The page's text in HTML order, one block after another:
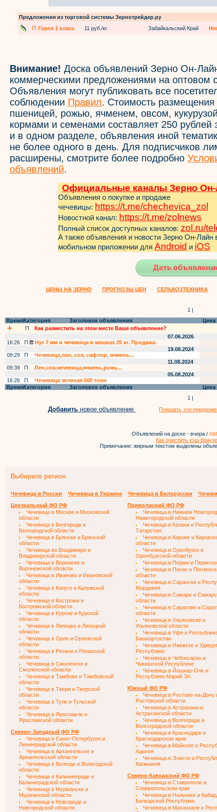
Предложения из торговой системы Зернотрейдер.ру
П Горох 1 класс 11 руб./кг. Забайкальский Край
Внимание! Доска объявлений Зерно Он-
коммерческими предложениями на оптовом
Объявления могут публиковать все
соблюдении Правил. Стоимость
пшеницей, рожью, ячменем, овсом,
кормами и семенами составляет 250 рублей
и в одном разделе, объявления иной
не более одного в день. Для подписчиков
расширены, смотрите более подробно
объявлений.
Официальные каналы Зерно Он-
Объявления о покупке и продаже
чечевицы: https://t.me/chechevica_zol
Новостной канал: https://t.me/zol news
Полный список доступных каналов: zol.ru/
А также объявления и новости Зерно Он-Лайн
мобильном приложении для Android и iOS
ЦЕНЫ НА ЗЕРНО ПРОГНОЗЫ ЦЕН СЕЛЬХОЗТЕХНИКА
1 |
ВремяКатегория Заголовок объявления
Цена
П
Как разместить на этом месте Ваше объявление?
07.06.2026
16:26
П
Нут 7 мм и чечевица в мешках 25 кг. Продажа.
19.08.2024
09:29
П
Чечевица,лен, соя, сафлор, ячмень...
11.08.2024
09:39
П
Лен,соя,чечевица,ячмень,рожь...
05.08.2024
16:26
П
Чечевица зеленая 500 тонн
ВремяКатегория Заголовок объявления
Цена
1 |
Добавить новое объявление Показать эти
Объявлений на доске - вчера /
Как очистить кэш
Примечание: жирным текстом выделены
Выберите регион
Чечевица в России Чечевица в Украине Чечевица в Белоруссии
Центральный ФО РФ
Чечевица в Москве и Московской
области
Чечевица в Белгороде и
Белгородской области
Чечевица в Брянске и Брянской
области
Чечевица во Владимире и
Владимирской области
Чечевица в Воронеже и
Воронежской области
Чечевица в Иваново и Ивановской
области
Чечевица в Калуге и Калужской
области
Чечевица в Костроме и
Костромской области
Чечевица в Курске и Курской
области
Чечевица в Липецке и Липецкой
области
Чечевица в Орле и Орловской
области
Чечевица в Рязани и Рязанской
области
Чечевица в Смоленске и
Смоленской области
Чечевица в Тамбове и Тамбовской
области
Чечевица в Твери и Тверской
области
Чечевица в Туле и Тульской
области
Чечевица в Ярославле и
Ярославской области
Северо-Западный ФО РФ
Чечевица в Санкт-Петербурге и
Ленинградской области
Чечевица в Архангельске и
Архангельской области
Чечевица в Вологде и Вологодской
области
Чечевица в Калининграде и
Калиниградской области
Чечевица в Мурманске и
Мурманской области
Чечевица в Новгороде и
Новгородской области
Приволжский ФО РФ
Чечевица в Нижнем
Нижегородской области
Чечевица в Казани и
Татарстан
Чечевица в Кирове и
области
Чечевица в Оренбурге и
Оренбургской области
Чечевица в Перми и
Чечевица в Пензе и
области
Чечевица в Саранске и
Мордовия
Чечевица в Самаре и
области
Чечевица в Саратове и
области
Чечевица в Ульяновске и
Ульяновской области
Чечевица в Уфе и
Башкортостан
Чечевица в Ижевске и
Республике
Чечевица в Чебоксарах и
Чувашской Республике
Чечевица в Йошкар-Оле и
Республике Марий Эл
Южный ФО РФ
Чечевица в Ростове-на-Дону
Ростовской области
Чечевица в Астрахани и
Астраханской области
Чечевица в Волгограде и
Волгоградской области
Чечевица в Краснодаре и
Краснодарском крае
Чечевица в Майкопе и
Адыгея
Чечевица в Элисте и
Калмыкия
Северо-Кавказский ФО РФ
Чечевица в Ставрополе и
Ставропольском крае
Чечевица в Нальчике и
Балкарской Республике
Чечевица в Махачкале и